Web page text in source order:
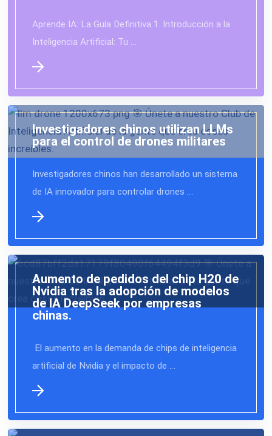
Aprende IA: La Guía Definitiva.1. Introducción a la
Inteligencia Artificial: Tu …
Investigadores chinos utilizan LLMs
para el control de drones militares
Investigadores chinos han desarrollado un sistema
de IA innovador para controlar drones …
Aumento de pedidos del chip H20 de
Nvidia tras la adopción de modelos
de IA DeepSeek por empresas
chinas.
El aumento en la demanda de chips de inteligencia
artificial de Nvidia y el impacto de …